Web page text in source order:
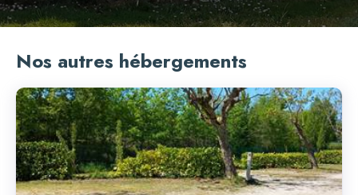
Nos autres hébergements